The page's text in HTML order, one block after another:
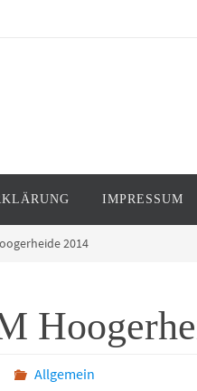
IMPRESSUM
2014
Allgemein